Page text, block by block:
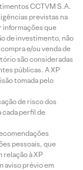
CCTVM S.A.
previstas na
informações que
de investimento, não
e/ou venda de
são consideradas
públicas. A XP
tomada pelo
de risco dos
cada perfil de
pessoais, que
relação à XP
aviso prévio em